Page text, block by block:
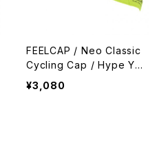
FEELCAP / Neo Classic
Cycling Cap / Hype Yell
ow
¥3,080